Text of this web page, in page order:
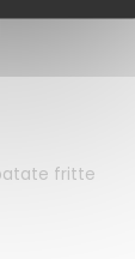
fritte